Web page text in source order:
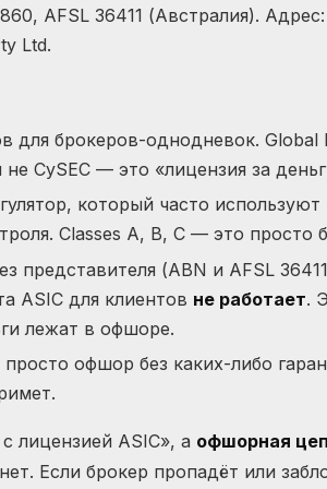
AFSL 36411 (Австралия).
Ltd.
брокеров-однодневок. Global
CySEC — это «лицензия за
который часто используют
Classes A, B, C — это
представителя (ABN и AFSL
ASIC для клиентов не работает.
лежат в офшоре.
офшор без каких-либо
лицензией ASIC», а офшорная
Если брокер пропадёт или